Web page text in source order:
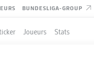
BUNDESLIGA-GROUP
Joueurs Stats